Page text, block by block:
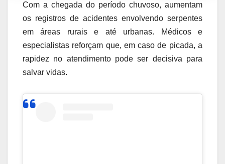
Com a chegada do período chuvoso, aumentam
os registros de acidentes envolvendo serpentes
em áreas rurais e até urbanas. Médicos e
especialistas reforçam que, em caso de picada, a
rapidez no atendimento pode ser decisiva para
salvar vidas.